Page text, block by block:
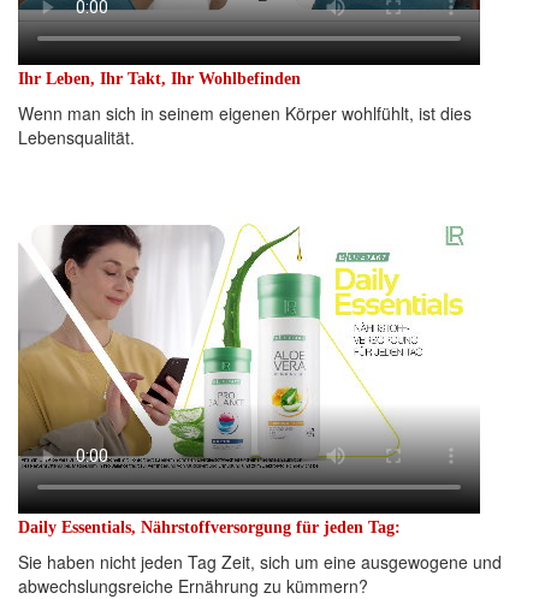
Ihr Leben, Ihr Takt, Ihr Wohlbefinden
Wenn man sich in seinem eigenen Körper wohlfühlt, ist dies
Lebensqualität.
Daily Essentials, Nährstoffversorgung für jeden Tag:
Sie haben nicht jeden Tag Zeit, sich um eine ausgewogene und
abwechslungsreiche Ernährung zu kümmern?